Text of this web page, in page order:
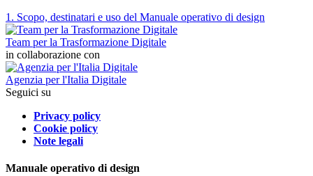
1. Scopo, destinatari e uso del Manuale operativo di design
Team per la Trasformazione Digitale
in collaborazione con
Agenzia per l'Italia Digitale
Seguici su
Privacy policy
Cookie policy
Note legali
Manuale operativo di design